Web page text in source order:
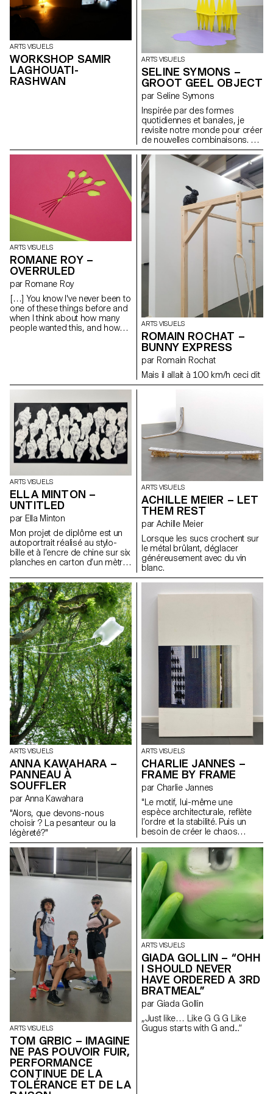
du XIXe siècle, des colonnes
Morris sont recréées dans le
musée comme supports
modulaires. Elles accueillent
affiches, tracts et posters,
échos de la culture
contemporaine et des
questionnements des
étudiant·e·s d’aujourd’hui.
ARTS VISUELS
WORKSHOP SAMIR
LAGHOUATI-
RASHWAN
ARTS VISUELS
SELINE SYMONS –
GROOT GEEL OBJECT
par Seline Symons
Inspirée par des formes
quotidiennes et banales, je
revisite notre monde pour créer
de nouvelles combinaisons. Un
jeu d'émerveillement enfantin.
Place au jeu, à l'imagination et à
l'interprétation personnelle.
ARTS VISUELS
ROMANE ROY –
OVERRULED
par Romane Roy
[…] You know I've never been to
one of these things before and
when I think about how many
people wanted this, and how
that hair do must have taken
So why is everybody stressing
over this thing? I mean it's just
plastic, it's really just (she
breaks the crown). A piece for
Gretchen Wieners, a partial
Spring Fling Queen. A piece for
Janis Ian and a piece for
Regina George, she fractured
her spine and she still looks like
a rockstar, and some for
everybody else. (discours de
Cady aux promotions dans
MEAN GIRLS)
ARTS VISUELS
ROMAIN ROCHAT –
BUNNY EXPRESS
par Romain Rochat
Mais il allait à 100 km/h ceci dit
ARTS VISUELS
ELLA MINTON –
UNTITLED
par Ella Minton
Mon projet de diplôme est un
autoportrait réalisé au stylo-
bille et à l’encre de chine sur six
planches en carton d’un mètre
composer un dessin de trois
mètres sur un mètre soixante.
Ce projet a pour but de
représenter l’incertitude,
l’angoisse et les conflits
internes. Laissant le vide jouer
un rôle aussi important sur
l’image que le remplissage
pour renforcer la perte de soi
dans ce tourbillon émotif.
ARTS VISUELS
ACHILLE MEIER – LET
THEM REST
par Achille Meier
Lorsque les sucs crochent sur
le métal brûlant, déglacer
généreusement avec du vin
blanc.
ARTS VISUELS
ANNA KAWAHARA –
PANNEAU À
SOUFFLER
par Anna Kawahara
"Alors, que devons-nous
choisir ? La pesanteur ou la
légèreté?"
ARTS VISUELS
CHARLIE JANNES –
FRAME BY FRAME
par Charlie Jannes
"Le motif, lui-même une
espèce architecturale, reflète
l’ordre et la stabilité. Puis un
besoin de créer le chaos
comme si la vie elle-même
avait lieu. Enfin, le collage
(couche par couche),
l'interprétation de la peinture,
du tissu, de la photographie,
du torchon, du ruban, de la
dentelle et de la colle. Un
collage : une simultanéité ; un
éblouissement visuel, une
superposition, un message
final pour les sens. (…)"
ARTS VISUELS
TOM GRBIC – IMAGINE
NE PAS POUVOIR FUIR,
PERFORMANCE
CONTINUE DE LA
TOLÉRANCE ET DE LA
ARTS VISUELS
GIADA GOLLIN – “OHH
I SHOULD NEVER
HAVE ORDERED A 3RD
BRATMEAL”
par Giada Gollin
„Just like… Like G G G Like
Gugus starts with G and...“